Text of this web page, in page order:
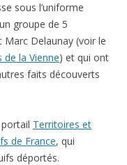
sous l’uniforme
groupe de 5
Marc Delaunay (voir le
la Vienne) et qui ont
faits découverts
Territoires et
de France, qui
déportés.